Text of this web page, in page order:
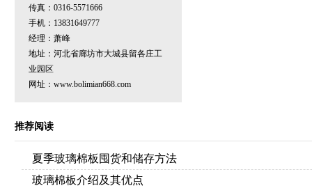
传真：0316-5571666
手机：13831649777
经理：萧峰
地址：河北省廊坊市大城县留各庄工
业园区
网址： www.bolimian668.com
推荐阅读
夏季玻璃棉板囤货和储存方法
玻璃棉板介绍及其优点